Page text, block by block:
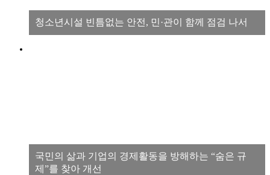
청소년시설 빈틈없는 안전, 민·관이 함께 점검 나서
국민의 삶과 기업의 경제활동을 방해하는 “숨은 규
제”를 찾아 개선